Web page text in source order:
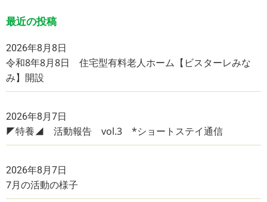
最近の投稿
2026年8月8日
令和8年8月8日 住宅型有料老人ホーム【ビスターレみな
み】開設
2026年8月7日
◤特養◢ 活動報告 vol.3 *ショートステイ通信
2026年8月7日
7月の活動の様子